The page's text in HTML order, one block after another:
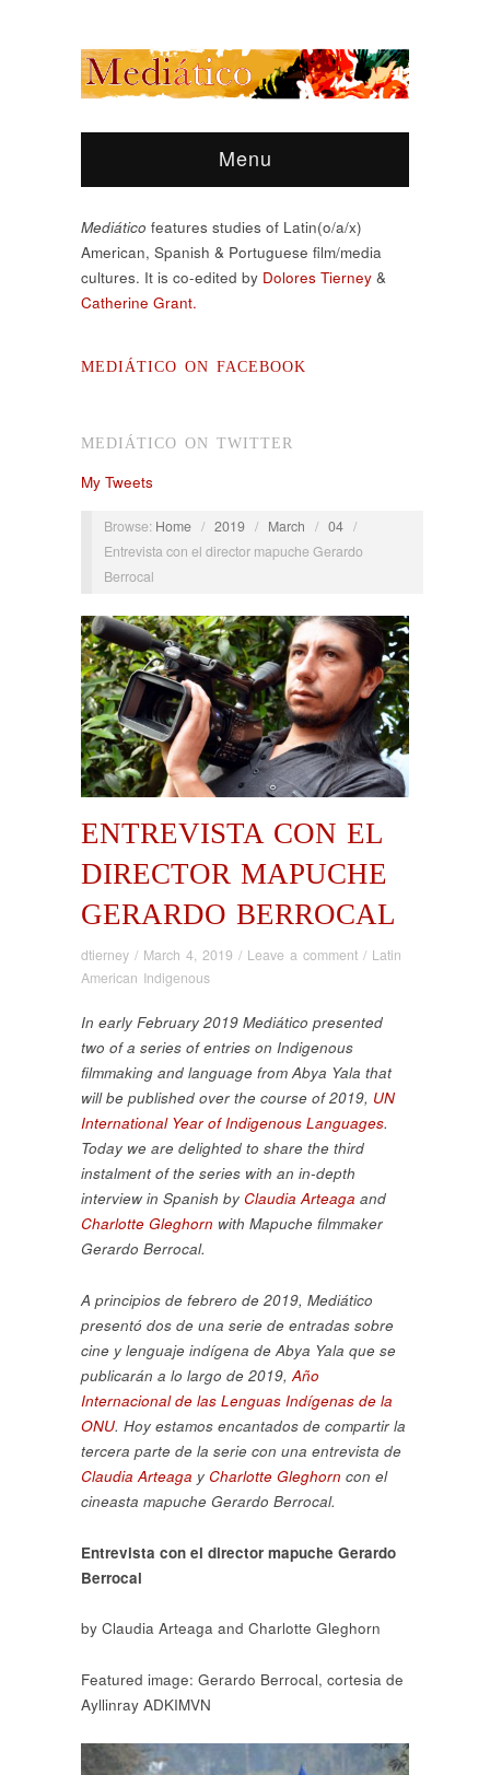
Menu
Mediático features studies of Latin(o/a/x)
American, Spanish & Portuguese film/media
cultures. It is co-edited by Dolores Tierney &
Catherine Grant.
MEDIÁTICO ON FACEBOOK
MEDIÁTICO ON TWITTER
My Tweets
Browse: Home / 2019 / March / 04 /
Entrevista con el director mapuche Gerardo
Berrocal
ENTREVISTA CON EL
DIRECTOR MAPUCHE
GERARDO BERROCAL
dtierney / March 4, 2019 / Leave a comment / Latin
American Indigenous
In early February 2019 Mediático presented
two of a series of entries on Indigenous
filmmaking and language from Abya Yala that
will be published over the course of 2019, UN
International Year of Indigenous Languages.
Today we are delighted to share the third
instalment of the series with an in-depth
interview in Spanish by Claudia Arteaga and
Charlotte Gleghorn with Mapuche filmmaker
Gerardo Berrocal.
A principios de febrero de 2019, Mediático
presentó dos de una serie de entradas sobre
cine y lenguaje indígena de Abya Yala que se
publicarán a lo largo de 2019,Año
Internacional de las Lenguas Indígenas de la
ONU. Hoy estamos encantados de compartir la
tercera parte de la serie con una entrevista de
Claudia Arteaga y Charlotte Gleghorn con el
cineasta mapuche Gerardo Berrocal.
Entrevista con el director mapuche Gerardo
Berrocal
by Claudia Arteaga and Charlotte Gleghorn
Featured image: Gerardo Berrocal, cortesia de
Ayllinray ADKIMVN